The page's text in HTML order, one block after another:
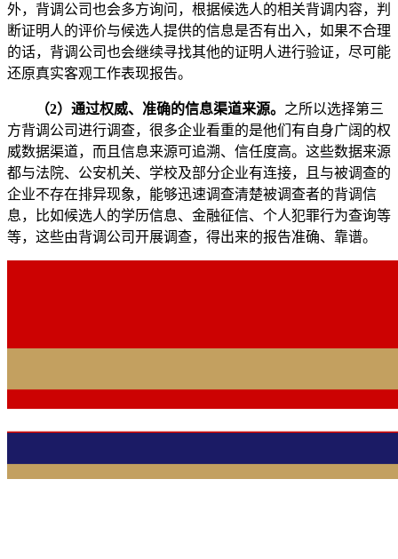
外，背调公司也会多方询问，根据候选人的相关背调内容，判
断证明人的评价与候选人提供的信息是否有出入，如果不合理
的话，背调公司也会继续寻找其他的证明人进行验证，尽可能
还原真实客观工作表现报告。
（2）通过权威、准确的信息渠道来源。 之所以选择第三
方背调公司进行调查，很多企业看重的是他们有自身广阔的权
威数据渠道，而且信息来源可追溯、信任度高。这些数据来源
都与法院、公安机关、学校及部分企业有连接，且与被调查的
企业不存在排异现象，能够迅速调查清楚被调查者的背调信
息，比如候选人的学历信息、金融征信、个人犯罪行为查询等
等，这些由背调公司开展调查，得出来的报告准确、靠谱。